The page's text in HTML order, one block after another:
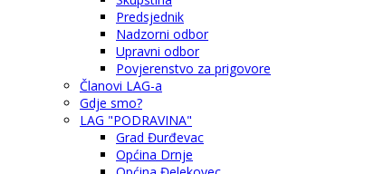
Predsjednik
Nadzorni odbor
Upravni odbor
Povjerenstvo za prigovore
Članovi LAG-a
Gdje smo?
LAG "PODRAVINA"
Grad Đurđevac
Općina Drnje